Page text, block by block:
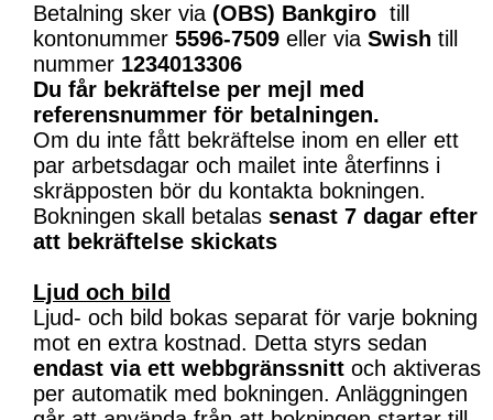
Betalning sker via (OBS) Bankgiro till
kontonummer 5596-7509 eller via Swish till
nummer 1234013306
Du får bekräftelse per mejl med
referensnummer för betalningen.
Om du inte fått bekräftelse inom en eller ett
par arbetsdagar och mailet inte återfinns i
skräpposten bör du kontakta bokningen.
Bokningen skall betalas senast 7 dagar efter
att bekräftelse skickats
Ljud och bild
Ljud- och bild bokas separat för varje bokning
mot en extra kostnad. Detta styrs sedan
endast via ett webbgränssnitt och aktiveras
per automatik med bokningen. Anläggningen